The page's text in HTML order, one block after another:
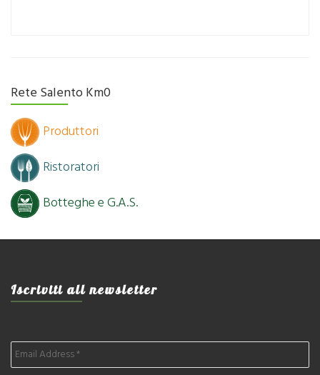
Rete Salento Km0
Produttori
Ristoratori
Botteghe e G.A.S.
Iscriviti all newsletter